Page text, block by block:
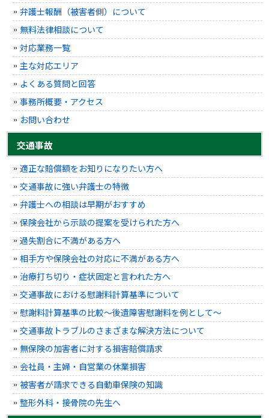
弁護士報酬（被害者側）について
無料法律相談について
対応業務一覧
主な対応エリア
よくある質問と回答
事務所概要・アクセス
お問い合わせ
交通事故
適正な賠償額をお知りになりたい方へ
交通事故に強い弁護士の特徴
弁護士への相談は早期がおすすめ
保険会社から示談の提案を受けられた方へ
過失割合に不満がある方へ
相手方や保険会社の対応に不満がある方へ
治療打ち切り・症状固定と言われた方へ
交通事故における慰謝料計算基準について
慰謝料計算基準の比較～後遺障害慰謝料を例として～
交通事故トラブルのさまざまな解決方法について
無保険の加害者に対する損害賠償請求
会社員・主婦・自営業の休業損害
被害者が請求できる自動車保険の知識
整形外科・接骨院の先生へ